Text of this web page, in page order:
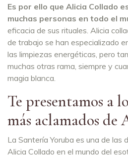
Es por ello que Alicia Collado
muchas personas en todo el
eficacia de sus rituales. Alicia
de trabajo se han especializado
las limpiezas energéticas, pero
muchas otras rama, siempre y
magia blanca.
Te presentamos a
más aclamados
La Santería Yoruba es una de
Alicia Collado en el mundo del